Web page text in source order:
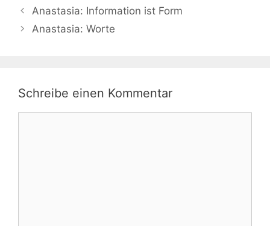
Anastasia: Information ist Form
Anastasia: Worte
Schreibe einen Kommentar